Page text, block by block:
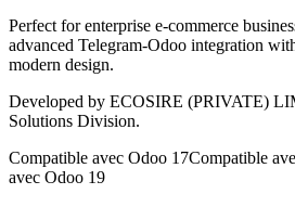
Perfect for enterprise e-commerce
advanced Telegram-Odoo integration
modern design.
Developed by ECOSIRE (PRIVATE)
Solutions Division.
Compatible avec Odoo 17Compatible
avec Odoo 19